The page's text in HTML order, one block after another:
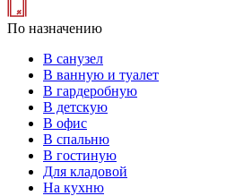
По назначению
В санузел
В ванную и туалет
В гардеробную
В детскую
В офис
В спальню
В гостиную
Для кладовой
На кухню